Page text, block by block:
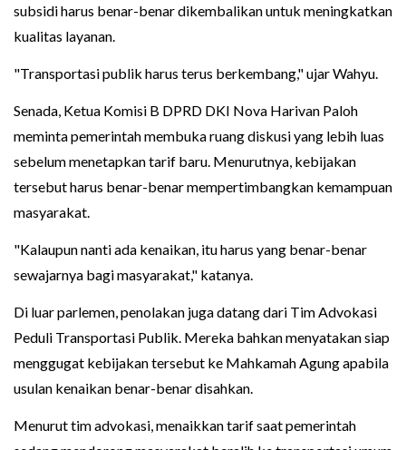
subsidi harus benar-benar dikembalikan untuk meningkatkan
kualitas layanan.
"Transportasi publik harus terus berkembang," ujar Wahyu.
Senada, Ketua Komisi B DPRD DKI Nova Harivan Paloh
meminta pemerintah membuka ruang diskusi yang lebih luas
sebelum menetapkan tarif baru. Menurutnya, kebijakan
tersebut harus benar-benar mempertimbangkan kemampuan
masyarakat.
"Kalaupun nanti ada kenaikan, itu harus yang benar-benar
sewajarnya bagi masyarakat," katanya.
Di luar parlemen, penolakan juga datang dari Tim Advokasi
Peduli Transportasi Publik. Mereka bahkan menyatakan siap
menggugat kebijakan tersebut ke Mahkamah Agung apabila
usulan kenaikan benar-benar disahkan.
Menurut tim advokasi, menaikkan tarif saat pemerintah